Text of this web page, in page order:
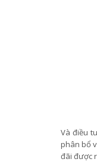
Và điều
phân bổ
đãi được